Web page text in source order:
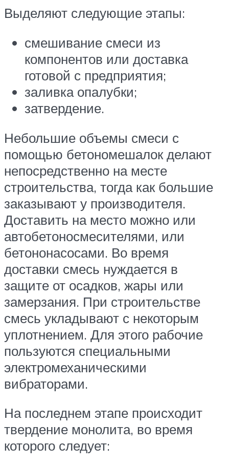
Выделяют следующие этапы:
смешивание смеси из
компонентов или доставка
готовой с предприятия;
заливка опалубки;
затвердение.
Небольшие объемы смеси с
помощью бетономешалок делают
непосредственно на месте
строительства, тогда как большие
заказывают у производителя.
Доставить на место можно или
автобетоносмесителями, или
бетононасосами. Во время
доставки смесь нуждается в
защите от осадков, жары или
замерзания. При строительстве
смесь укладывают с некоторым
уплотнением. Для этого рабочие
пользуются специальными
электромеханическими
вибраторами.
На последнем этапе происходит
твердение монолита, во время
которого следует: